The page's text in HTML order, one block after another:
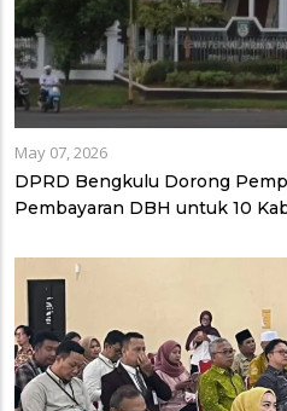
May 07, 2026
DPRD Bengkulu Dorong
Pembayaran DBH untuk 10